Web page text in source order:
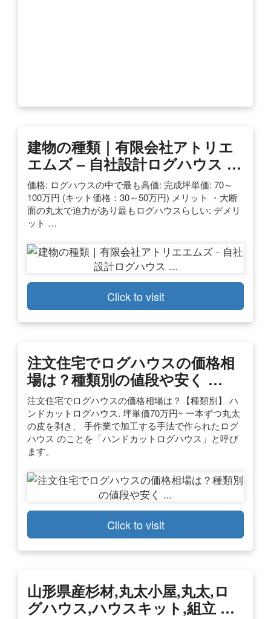
建物の種類｜有限会社アトリエ
エムズ – 自社設計ログハウス …
価格: ログハウスの中で最も高価: 完成坪単価: 70～
100万円 (キット価格：30～50万円) メリット ・大断
面の丸太で迫力があり最もログハウスらしい: デメリ
ット …
Click to visit
注文住宅でログハウスの価格相
場は？種類別の値段や安く …
注文住宅でログハウスの価格相場は？【種類別】 ハ
ンドカットログハウス. 坪単価70万円~ 一本ずつ丸太
の皮を剥き、 手作業で加工する手法で作られたログ
ハウス のことを「ハンドカットログハウス」と呼び
ます。
Click to visit
山形県産杉材,丸太小屋,丸太,ロ
グハウス,ハウスキット,組立 …